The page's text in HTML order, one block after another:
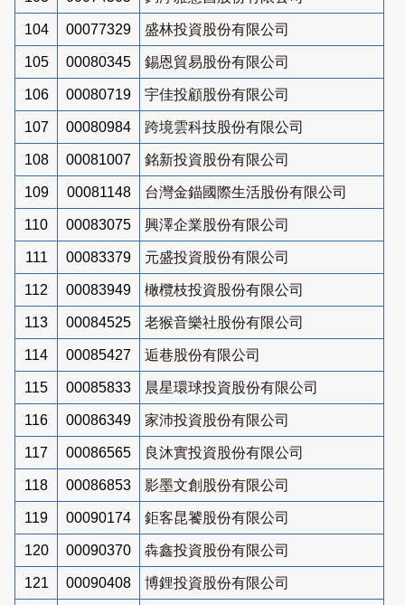
104 00077329 盛林投資股份有限公司
105 00080345 錫恩貿易股份有限公司
106 00080719 宇佳投顧股份有限公司
107 00080984 跨境雲科技股份有限公司
108 00081007 銘新投資股份有限公司
109 00081148 台灣金錨國際生活股份有限公司
110 00083075 興澤企業股份有限公司
111 00083379 元盛投資股份有限公司
112 00083949 橄欖枝投資股份有限公司
113 00084525 老猴音樂社股份有限公司
114 00085427 逅巷股份有限公司
115 00085833 晨星環球投資股份有限公司
116 00086349 家沛投資股份有限公司
117 00086565 良沐實投資股份有限公司
118 00086853 影墨文創股份有限公司
119 00090174 鉅客昆饕股份有限公司
120 00090370 犇鑫投資股份有限公司
121 00090408 博鋰投資股份有限公司